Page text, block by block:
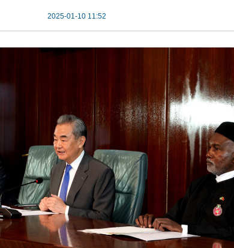
2025-01-10 11:52